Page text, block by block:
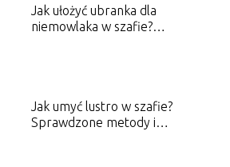
Jak ułożyć ubranka dla
niemowlaka w szafie?
Jak umyć lustro w szafie?
Sprawdzone metody i